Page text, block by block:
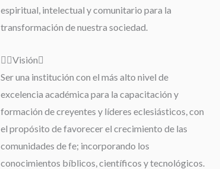
espiritual, intelectual y comunitario para la
transformación de nuestra sociedad.
Visión
Ser una institución con el más alto nivel de
excelencia académica para la capacitación y
formación de creyentes y líderes eclesiásticos, con
el propósito de favorecer el crecimiento de las
comunidades de fe; incorporando los
conocimientos bíblicos, científicos y tecnológicos.